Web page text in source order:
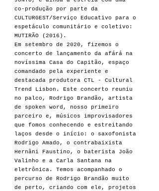
co-produção por parte da
CULTURGEST/Serviço Educativo para o
espetáculo comunitário e coletivo:
MUTIRÃO (2016).
Em setembro de 2020, fizemos o
concerto de lançamento da afárá na
novíssima Casa do Capitão, espaço
comandado pela experiente e
destacada produtora CTL - Cultural
Trend Lisbon. Este concerto reuniu
no palco, Rodrigo Brandão, artista
de spoken word, nosso primeiro
parceiro e, músicos improvisadores
que fomos conhecendo e estreitando
laços desde o início: o saxofonista
Rodrigo Amado, o contrabaixista
Hernâni Faustino, o baterista João
Valinho e a Carla Santana na
eletrônica. Temos acompanhado o
percurso de Rodrigo Brandão muito
de perto, criando com ele, projetos